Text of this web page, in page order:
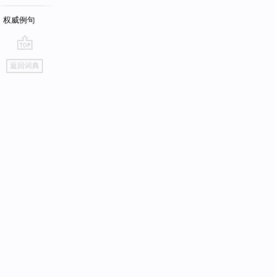
权威例句
go
top
返回词典